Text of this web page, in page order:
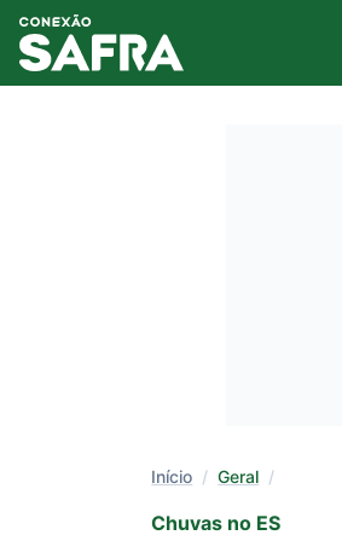
Início /Geral /
Chuvas no ES